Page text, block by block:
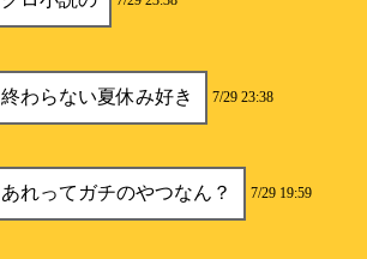
終わらない夏休み好き 7/29 23:38
あれってガチのやつなん？ 7/29 19:59